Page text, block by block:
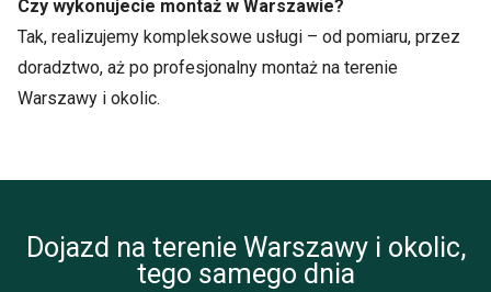
Czy wykonujecie montaż w Warszawie?
Tak, realizujemy kompleksowe usługi – od pomiaru, przez
doradztwo, aż po profesjonalny montaż na terenie
Warszawy i okolic.
Dojazd na terenie Warszawy i okolic,
tego samego dnia